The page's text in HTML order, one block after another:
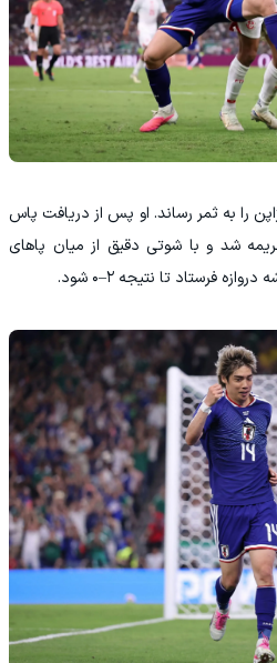
را به ثمر رساند. او پس از دریافت پاس
شد و با شوتی دقیق از میان پاهای
فرستاد تا نتیجه ۲–۰ شود.